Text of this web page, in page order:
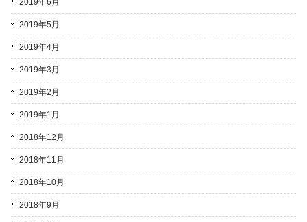
2019年6月
2019年5月
2019年4月
2019年3月
2019年2月
2019年1月
2018年12月
2018年11月
2018年10月
2018年9月